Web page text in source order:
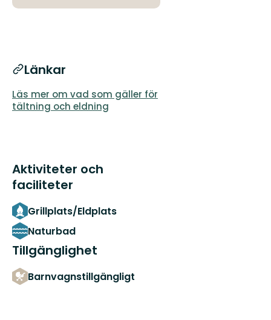
Länkar
Läs mer om vad som gäller för
tältning och eldning
Aktiviteter och
faciliteter
Grillplats/Eldplats
Naturbad
Tillgänglighet
Barnvagnstillgängligt